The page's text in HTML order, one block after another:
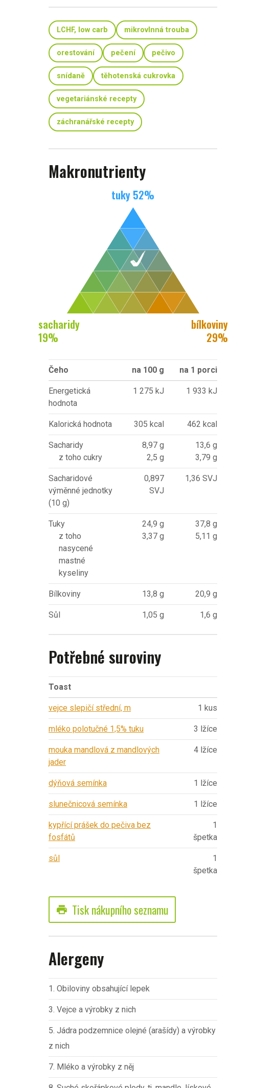
LCHF, low carb mikrovlnná trouba
orestování pečení pečivo
snídaně těhotenská cukrovka
vegetariánské recepty
záchranářské recepty
Makronutrienty
tuky 52%
sacharidy
19%
bílkoviny
29%
Čeho na 100 g na 1 porci
Energetická
hodnota
1 275 kJ 1 933 kJ
Kalorická hodnota 305 kcal 462 kcal
Sacharidy
z toho cukry
8,97 g
2,5 g
13,6 g
3,79 g
Sacharidové
výměnné jednotky
(10 g)
0,897
SVJ
1,36 SVJ
Tuky
z toho
nasycené
mastné
kyseliny
24,9 g
3,37 g
37,8 g
5,11 g
Bílkoviny 13,8 g 20,9 g
Sůl 1,05 g 1,6 g
Potřebné suroviny
Toast
vejce slepičí střední, m 1 kus
mléko polotučné 1,5% tuku 3 lžíce
mouka mandlová z mandlových
jader
4 lžíce
dýňová semínka 1 lžíce
slunečnicová semínka 1 lžíce
kypřící prášek do pečiva bez
fosfátů
1
špetka
sůl
1
špetka
print Tisk nákupního seznamu
Alergeny
1. Obiloviny obsahující lepek
3. Vejce a výrobky z nich
5. Jádra podzemnice olejné (arašídy) a výrobky
z nich
7. Mléko a výrobky z něj